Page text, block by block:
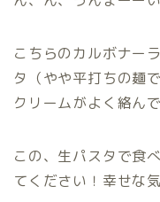
こちらのカルボナー
タ（やや平打ちの麺
クリームがよく絡ん
この、生パスタで食
てください！幸せな